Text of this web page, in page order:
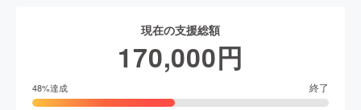
現在の支援総額
170,000円
48%達成 終了